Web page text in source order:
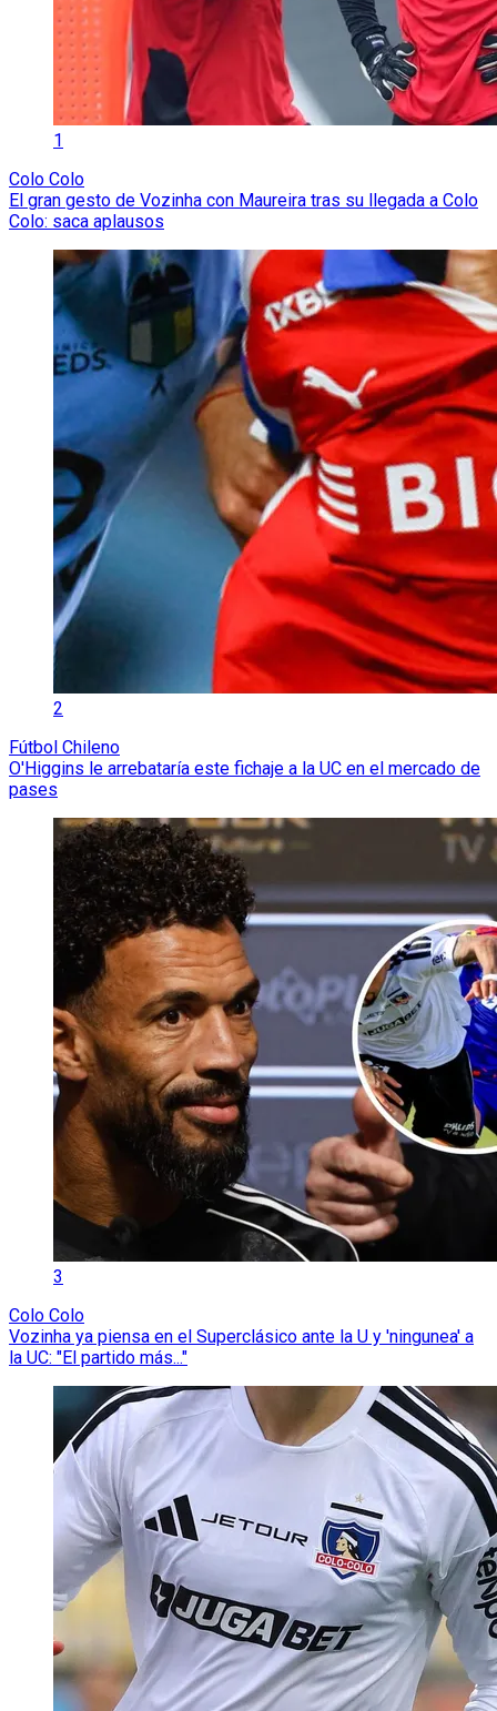
1
Colo Colo
El gran gesto de Vozinha con Maureira tras su llegada a Colo
Colo: saca aplausos
2
Fútbol Chileno
O'Higgins le arrebataría este fichaje a la UC en el mercado de
pases
3
Colo Colo
Vozinha ya piensa en el Superclásico ante la U y 'ningunea' a
la UC: "El partido más..."